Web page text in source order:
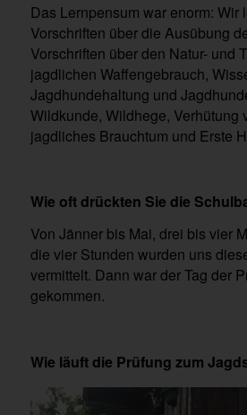
Das Lernpensum war enorm: Wir
Vorschriften über die Ausübung
Vorschriften über den Natur- und
jagdlichen Waffengebrauch,
Jagdhundehaltung und
Wildkunde, Wildhege, Verhütung
jagdliches Brauchtum und Erste
Wie oft drückten Sie die
Von Jänner bis Mai, drei bis vier
die vier Stunden wurden uns
vermittelt. Dann war der Tag der
gekommen.
Wie läuft die Prüfung zum